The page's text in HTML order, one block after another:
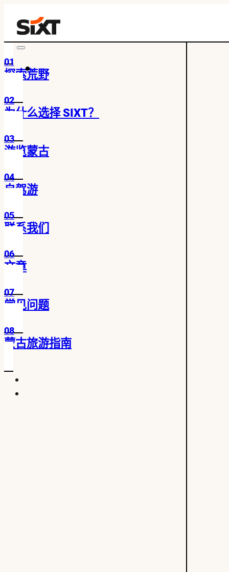
01
探索荒野
02
为什么选择 SIXT？
03
游览蒙古
04
自驾游
05
联系我们
06
文章
07
常见问题
08
蒙古旅游指南